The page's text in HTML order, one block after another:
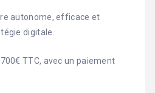
autonome, efficace et
digitale.
TTC, avec un paiement